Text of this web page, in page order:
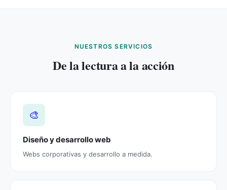
NUESTROS SERVICIOS
De la lectura a la acción
🎨
Diseño y desarrollo web
Webs corporativas y desarrollo a medida.